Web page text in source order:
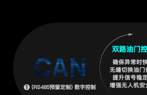
(RS485预留定制) 数字控制
双路油门
确保异常时
无缝切换油门
提升信号稳
增强无人机安